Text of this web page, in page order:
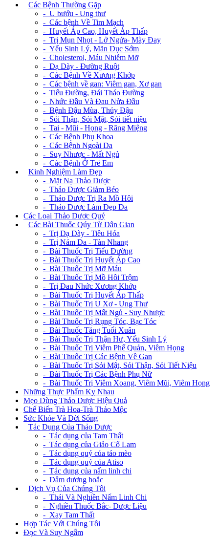
Các Bệnh Thường Gặp
- U bướu - Ung thư
- Các bệnh Về Tim Mạch
- Huyết Áp Cao, Huyết Áp Thấp
- Trị Mụn Nhọt - Lở Ngứa- Mày Đay
- Yếu Sinh Lý, Mãn Dục Sớm
- Cholesterol, Máu Nhiễm Mỡ
- Dạ Dày - Đường Ruột
- Các Bệnh Về Xương Khớp
- Các bệnh về gan: Viêm gan, Xơ gan
- Tiểu Đường, Đái Tháo Đường
- Nhức Đầu Và Đau Nửa Đầu
- Bệnh Đậu Mùa, Thủy Đậu
- Sỏi Thận, Sỏi Mật, Sỏi tiết niệu
- Tai - Mũi - Họng - Răng Miệng
- Các Bệnh Phụ Khoa
- Các Bệnh Ngoài Da
- Suy Nhược - Mất Ngủ
- Các Bệnh Ở Trẻ Em
Kinh Nghiệm Làm Đẹp
- Mặt Nạ Thảo Dược
- Thảo Dược Giảm Béo
- Thảo Dược Trị Ra Mồ Hôi
- Thảo Dược Làm Đẹp Da
Các Loại Thảo Dược Quý
Các Bài Thuốc Qúy Từ Dân Gian
- Trị Dạ Dày - Tiêu Hóa
- Trị Nám Da - Tàn Nhang
- Bài Thuốc Trị Tiểu Đường
- Bài Thuốc Trị Huyết Áp Cao
- Bài Thuốc Trị Mỡ Máu
- Bài Thuốc Trị Mồ Hôi Trộm
- Trị Đau Nhức Xương Khớp
- Bài Thuốc Trị Huyết Áp Thấp
- Bài Thuốc Trị U Xơ - Ung Thư
- Bài Thuốc Trị Mất Ngủ - Suy Nhược
- Bài Thuốc Trị Rụng Tóc, Bạc Tóc
- Bài Thuốc Tăng Tuổi Xuân
- Bài Thuốc Trị Thận Hư, Yếu Sinh Lý
- Bài Thuốc Trị Viêm Phế Quản, Viêm Họng
- Bài Thuốc Trị Các Bệnh Về Gan
- Bài Thuốc Trị Sỏi Mật, Sỏi Thận, Sỏi Tiết Niệu
- Bài Thuốc Trị Các Bệnh Phụ Nữ
- Bài Thuốc Trị Viêm Xoang, Viêm Mũi, Viêm Họng
Những Thực Phẩm Kỵ Nhau
Mẹo Dùng Thảo Dược Hiệu Quả
Chế Biến Trà Hoa-Trà Thảo Mộc
Sức Khỏe Và Đời Sống
Tác Dụng Của Thảo Dược
- Tác dụng của Tam Thất
- Tác dụng của Giảo Cổ Lam
- Tác dụng quý của táo mèo
- Tác dụng quý của Atiso
- Tác dụng của nấm linh chi
- Dâm dương hoắc
Dịch Vụ Của Chúng Tôi
- Thái Và Nghiền Nấm Linh Chi
- Nghiền Thuốc Bắc- Dược Liệu
- Xay Tam Thất
Hợp Tác Với Chúng Tôi
Đọc Và Suy Ngẫm